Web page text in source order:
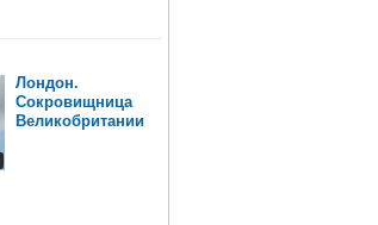
Лондон.
Cокровищница
Великобритании